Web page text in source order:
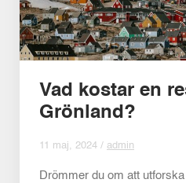
Vad kostar en
Grönland?
11 maj, 2024 / admin
Drömmer du om att